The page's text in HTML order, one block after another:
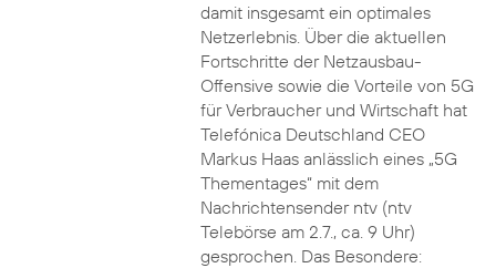
damit insgesamt ein optimales
Netzerlebnis. Über die aktuellen
Fortschritte der Netzausbau-
Offensive sowie die Vorteile von 5G
für Verbraucher und Wirtschaft hat
Telefónica Deutschland CEO
Markus Haas anlässlich eines „5G
Thementages“ mit dem
Nachrichtensender ntv (ntv
Telebörse am 2.7., ca. 9 Uhr)
gesprochen. Das Besondere: